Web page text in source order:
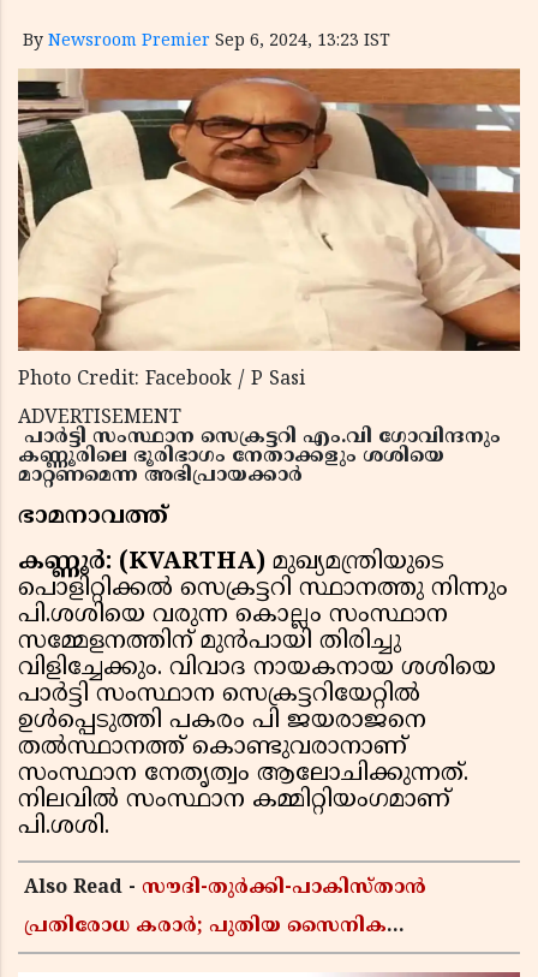
By Newsroom Premier Sep 6, 2024, 13:23 IST
Photo Credit: Facebook / P Sasi
ADVERTISEMENT
പാര്‍ട്ടി സംസ്ഥാന സെക്രട്ടറി എം.വി ഗോവിന്ദനും
കണ്ണൂരിലെ ഭൂരിഭാഗം നേതാക്കളും ശശിയെ
മാറ്റണമെന്ന അഭിപ്രായക്കാര്‍
ഭാമനാവത്ത്
കണ്ണൂര്‍: (KVARTHA) മുഖ്യമന്ത്രിയുടെ
പൊളിറ്റിക്കല്‍ സെക്രട്ടറി സ്ഥാനത്തു നിന്നും
പി.ശശിയെ വരുന്ന കൊല്ലം സംസ്ഥാന
സമ്മേളനത്തിന് മുന്‍പായി തിരിച്ചു
വിളിച്ചേക്കും. വിവാദ നായകനായ ശശിയെ
പാര്‍ട്ടി സംസ്ഥാന സെക്രട്ടറിയേറ്റില്‍
ഉള്‍പ്പെടുത്തി പകരം പി ജയരാജനെ
തല്‍സ്ഥാനത്ത് കൊണ്ടുവരാനാണ്
സംസ്ഥാന നേതൃത്വം ആലോചിക്കുന്നത്.
നിലവില്‍ സംസ്ഥാന കമ്മിറ്റിയംഗമാണ്
പി.ശശി.
Also Read - സൗദി-തുർക്കി-പാകിസ്താൻ
പ്രതിരോധ കരാർ; പുതിയ സൈനിക